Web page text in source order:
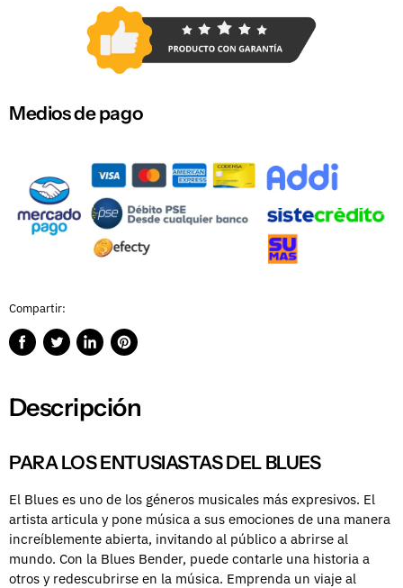
Medios de pago
Compartir:
CompartirPublicarCompartirGuardar
Descripción
PARA LOS ENTUSIASTAS DEL BLUES
El Blues es uno de los géneros musicales más expresivos. El
artista articula y pone música a sus emociones de una manera
increíblemente abierta, invitando al público a abrirse al
mundo. Con la Blues Bender, puede contarle una historia a
otros y redescubrirse en la música. Emprenda un viaje al